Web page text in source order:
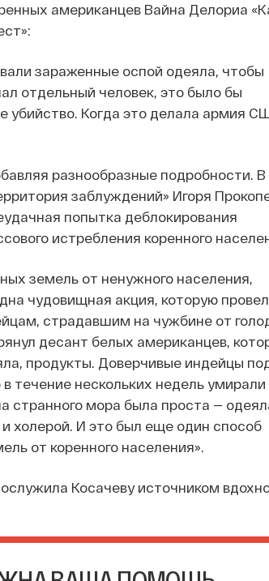
американцев Вайна Делориа
зараженные оспой одеяла, чтобы
отдельный человек, это было бы
убийство. Когда это делала армия
разнообразные подробности. В
заблуждений» Игоря
попытка деблокирования
истребления коренного
земель от ненужного населения,
чудовищная акция, которую
страдавшим на чужбине от
десант белых американцев,
продукты. Доверчивые индейцы
течение нескольких недель умирали
странного мора была проста —
холерой. И это был еще один способ
от коренного населения».
Косачеву источником